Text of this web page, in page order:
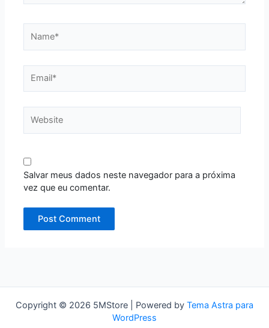
Salvar meus dados neste navegador para a próxima
vez que eu comentar.
Copyright © 2026 5MStore | Powered by Tema Astra para
WordPress